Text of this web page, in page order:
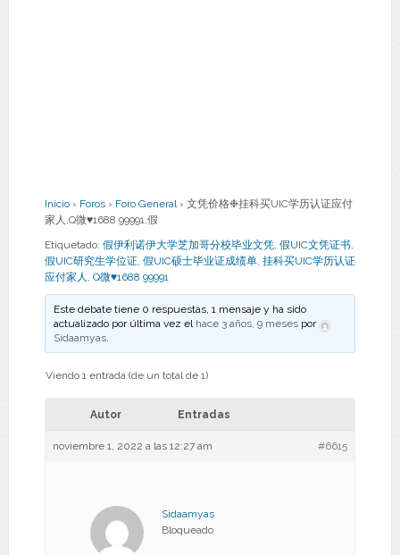
Inicio › Foros › Foro General › 文凭价格❉挂科买UIC学历认证应付
家人,Q微♥1688 99991,假
Etiquetado: 假伊利诺伊大学芝加哥分校毕业文凭, 假UIC文凭证书,
假UIC研究生学位证, 假UIC硕士毕业证成绩单, 挂科买UIC学历认证
应付家人 , Q微♥1688 99991
Este debate tiene 0 respuestas, 1 mensaje y ha sido
actualizado por última vez el hace 3 años, 9 meses por
Sidaamyas.
Viendo 1 entrada (de un total de 1)
Autor Entradas
noviembre 1, 2022 a las 12:27 am #6615
Sidaamyas
Bloqueado